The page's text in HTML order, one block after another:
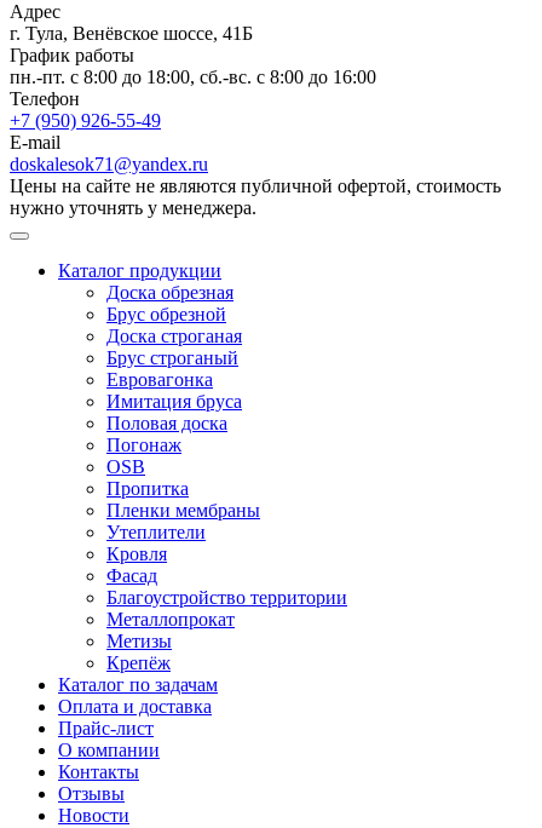
Адрес
г. Тула, Венёвское шоссе, 41Б
График работы
пн.-пт. с 8:00 до 18:00, сб.-вс. с 8:00 до 16:00
Телефон
+7 (950) 926-55-49
E-mail
doskalesok71@yandex.ru
Цены на сайте не являются публичной офертой, стоимость
нужно уточнять у менеджера.
Каталог продукции
Доска обрезная
Брус обрезной
Доска строганая
Брус строганый
Евровагонка
Имитация бруса
Половая доска
Погонаж
OSB
Пропитка
Пленки мембраны
Утеплители
Кровля
Фасад
Благоустройство территории
Металлопрокат
Метизы
Крепёж
Каталог по задачам
Оплата и доставка
Прайс-лист
О компании
Контакты
Отзывы
Новости